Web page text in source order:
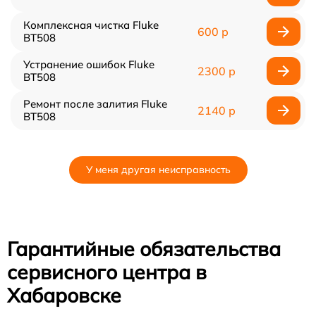
Комплексная чистка Fluke
BT508
600 р
Устранение ошибок Fluke
BT508
2300 р
Ремонт после залития Fluke
BT508
2140 р
У меня другая неисправность
Гарантийные обязательства
сервисного центра в
Хабаровске